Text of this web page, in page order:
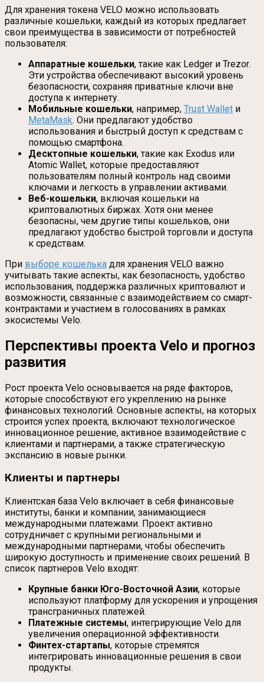
Для хранения токена VELO можно использовать
различные кошельки, каждый из которых предлагает
свои преимущества в зависимости от потребностей
пользователя:
Аппаратные кошельки, такие как Ledger и Trezor.
Эти устройства обеспечивают высокий уровень
безопасности, сохраняя приватные ключи вне
доступа к интернету.
Мобильные кошельки, например, Trust Wallet и
MetaMask. Они предлагают удобство
использования и быстрый доступ к средствам с
помощью смартфона.
Десктопные кошельки, такие как Exodus или
Atomic Wallet, которые предоставляют
пользователям полный контроль над своими
ключами и легкость в управлении активами.
Веб-кошельки, включая кошельки на
криптовалютных биржах. Хотя они менее
безопасны, чем другие типы кошельков, они
предлагают удобство быстрой торговли и доступа
к средствам.
При выборе кошелька для хранения VELO важно
учитывать такие аспекты, как безопасность, удобство
использования, поддержка различных криптовалют и
возможности, связанные с взаимодействием со смарт-
контрактами и участием в голосованиях в рамках
экосистемы Velo.
Перспективы проекта Velo и прогноз
развития
Рост проекта Velo основывается на ряде факторов,
которые способствуют его укреплению на рынке
финансовых технологий. Основные аспекты, на которых
строится успех проекта, включают технологическое
инновационное решение, активное взаимодействие с
клиентами и партнерами, а также стратегическую
экспансию в новые рынки.
Клиенты и партнеры
Клиентская база Velo включает в себя финансовые
институты, банки и компании, занимающиеся
международными платежами. Проект активно
сотрудничает с крупными региональными и
международными партнерами, чтобы обеспечить
широкую доступность и применение своих решений. В
список партнеров Velo входят:
Крупные банки Юго-Восточной Азии, которые
используют платформу для ускорения и упрощения
трансграничных платежей.
Платежные системы, интегрирующие Velo для
увеличения операционной эффективности.
Финтех-стартапы, которые стремятся
интегрировать инновационные решения в свои
продукты.